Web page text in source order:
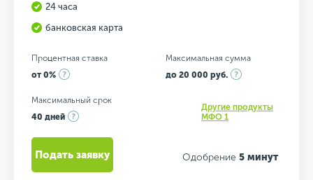
24 часа
банковская карта
Процентная ставка
от 0%
Максимальная сумма
до 20 000 руб.
Максимальный срок
40 дней
Другие продукты
МФО 1
Одобрение 5 минут
Подать заявку